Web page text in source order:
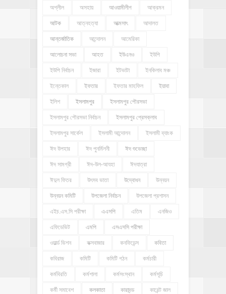
অশ্লীল অসহায় আওয়ামীলীগ আক্রমন
আটক আত্নহত্যা আত্মসাৎ আদালত
আন্তর্জাতিক আন্দোলন আমেরিকা
আলোচনা সভা আহত ইউএনও ইউপি
ইউপি নির্বাচন ইজারা ইটভাটা ইনকিলাব মঞ্চ
ইন্তেকাল ইফতার ইফতার মাহফিল ইয়াবা
ইলিশ ইসলামপুর ইসলামপুর পৌরসভা
ইসলামপুর পৌরসভা নির্বাচন ইসলামপুর প্রেসক্লাব
ইসলামপুর সার্কেল ইসলামী আন্দোলন ইসলামী ব্যাংক
ঈদ উপহার ঈদ পুনর্মিলনী ঈদ শুভেচ্ছা
ঈদ সামগ্রী ঈদ-উল-আযহা ঈদযাত্রা
ঈদুল ফিতর উৎসব ভাতা উদ্বোধন উন্নয়ন
উন্নয়ন কমিটি উপজেলা নির্বাচন উপজেলা প্রশাসন
এইচ.এস.সি পরীক্ষা এএসপি এতিম এনজিও
এফিডেভিট এমপি এসএসসি পরীক্ষা
ওয়ার্ল্ড ভিশন কক্সবাজার কনফিডেন্স কবিতা
কবিরাজ কমিটি কমিটি গঠন কর্মচারী
কর্মবিরতি কর্মশালা কর্মসংস্থান কর্মসূচি
কর্মী সমাবেশ কলকাতা কারাদন্ড কারেন্ট জাল